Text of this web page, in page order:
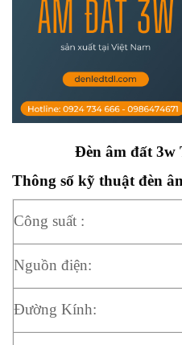
Đèn âm đất 3w
Thông số kỹ thuật đèn
Công suất :
Nguồn điện:
Đường Kính: